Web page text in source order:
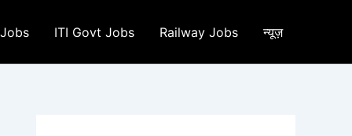
ITI Govt Jobs Railway Jobs न्यूज़